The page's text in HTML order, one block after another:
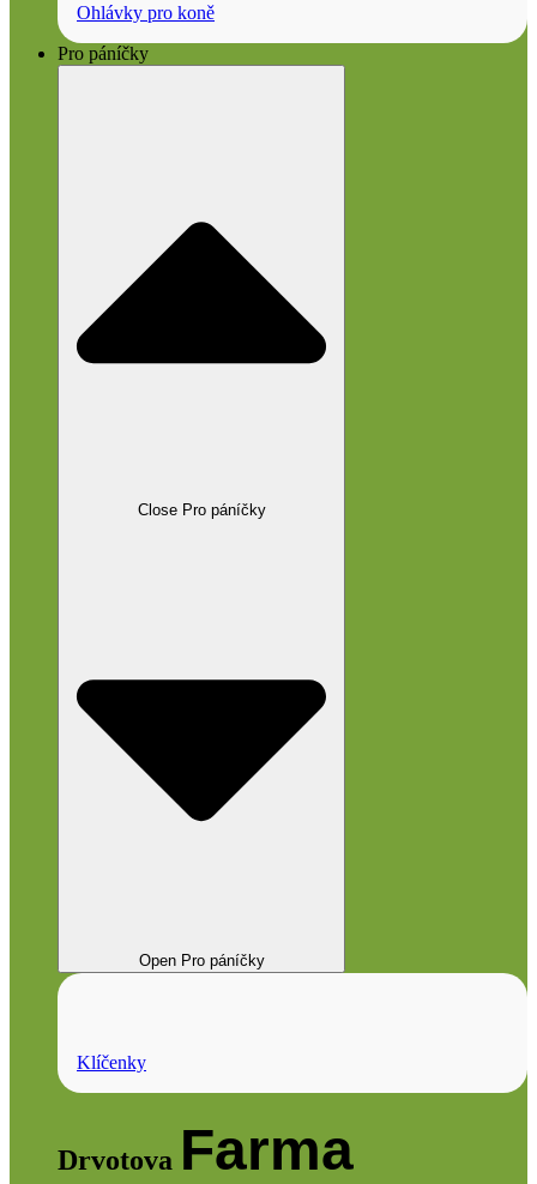
Ohlávky pro koně
Pro páníčky
Close Pro páníčky
Open Pro páníčky
Klíčenky
Drvotova Farma